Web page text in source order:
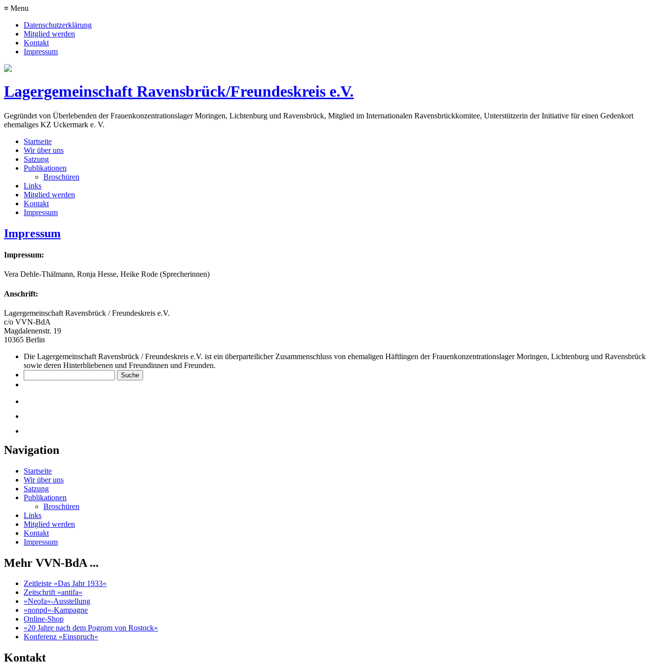
≡ Menu
Datenschutzerklärung
Mitglied werden
Kontakt
Impressum
Lagergemeinschaft Ravensbrück/Freundeskreis e.V.
Gegründet von Überlebenden der Frauenkonzentrationslager Moringen, Lichtenburg und Ravensbrück, Mitglied im Internationalen Ravensbrückkomitee, Unterstützerin der Initiative für einen Gedenkort
ehemaliges KZ Uckermark e. V.
Startseite
Wir über uns
Satzung
Publikationen
Broschüren
Links
Mitglied werden
Kontakt
Impressum
Impressum
Impressum:
Vera Dehle-Thälmann, Ronja Hesse, Heike Rode (Sprecherinnen)
Anschrift:
Lagergemeinschaft Ravensbrück / Freundeskreis e.V.
c/o VVN-BdA
Magdalenenstr. 19
10365 Berlin
Die Lagergemeinschaft Ravensbrück / Freundeskreis e.V. ist ein überparteilicher Zusammenschluss von ehemaligen Häftlingen der Frauenkonzentrationslager Moringen, Lichtenburg und Ravensbrück
sowie deren Hinterbliebenen und Freundinnen und Freunden.
Navigation
Startseite
Wir über uns
Satzung
Publikationen
Broschüren
Links
Mitglied werden
Kontakt
Impressum
Mehr VVN-BdA ...
Zeitleiste »Das Jahr 1933«
Zeitschrift »antifa«
»Neofa«-Ausstellung
»nonpd«-Kampagne
Online-Shop
»20 Jahre nach dem Pogrom von Rostock«
Konferenz »Einspruch«
Kontakt